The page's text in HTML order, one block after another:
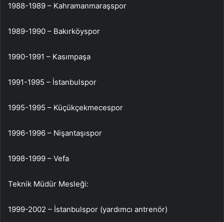
1988-1989 – Kahramanmaraşspor
1989-1990 – Bakırköyspor
1990-1991 – Kasımpaşa
1991-1995 – İstanbulspor
1995-1995 – Küçükçekmecespor
1996-1996 – Nişantaşıspor
1998-1999 – Vefa
Teknik Müdür Mesleği:
1999-2002 – İstanbulspor (yardımcı antrenör)